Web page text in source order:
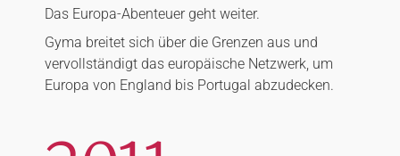
Das Europa-Abenteuer geht weiter.
Gyma breitet sich über die Grenzen aus und
vervollständigt das europäische Netzwerk, um
Europa von England bis Portugal abzudecken.